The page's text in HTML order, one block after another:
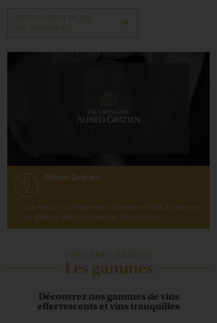
DÉCOUVRIR PLUS
DE MARQUES
Alfred Gratien
Une Maison confidentielle, fondée en 1864 à Epernay,
qui élabore des champagnes d’exception.
FREIXENET GRATIEN
Les gammes
Découvrez nos gammes de vins
effervescents et vins tranquilles